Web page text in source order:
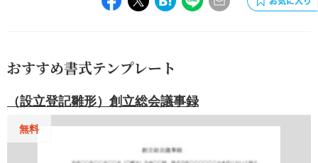
おすすめ書式テンプレート
（設立登記雛形）創立総会議事録
無料